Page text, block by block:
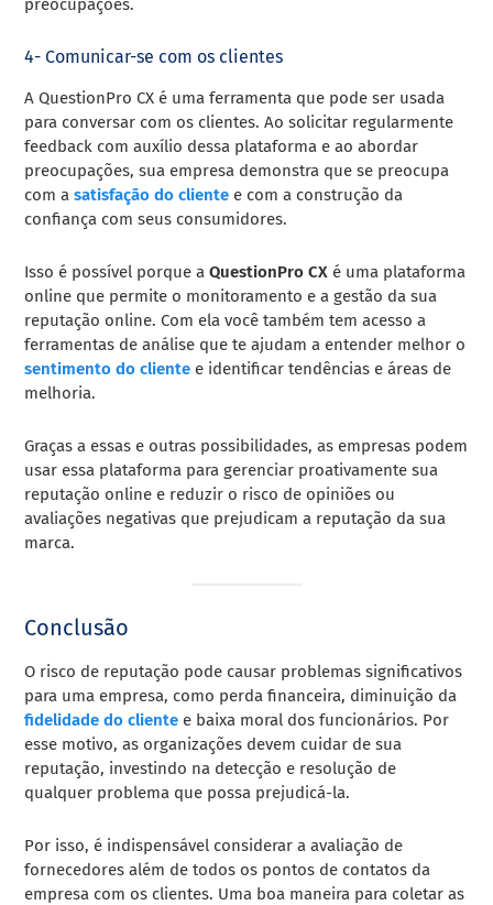
preocupações.
4- Comunicar-se com os clientes
A QuestionPro CX é uma ferramenta que pode ser usada
para conversar com os clientes. Ao solicitar regularmente
feedback com auxílio dessa plataforma e ao abordar
preocupações, sua empresa demonstra que se preocupa
com a satisfação do cliente e com a construção da
confiança com seus consumidores.
Isso é possível porque aQuestionPro CX é uma plataforma
online que permite o monitoramento e a gestão da sua
reputação online. Com ela você também tem acesso a
ferramentas de análise que te ajudam a entender melhor o
sentimento do cliente e identificar tendências e áreas de
melhoria.
Graças a essas e outras possibilidades, as empresas podem
usar essa plataforma para gerenciar proativamente sua
reputação online e reduzir o risco de opiniões ou
avaliações negativas que prejudicam a reputação da sua
marca.
Conclusão
O risco de reputação pode causar problemas significativos
para uma empresa, como perda financeira, diminuição da
fidelidade do cliente e baixa moral dos funcionários. Por
esse motivo, as organizações devem cuidar de sua
reputação, investindo na detecção e resolução de
qualquer problema que possa prejudicá-la.
Por isso, é indispensável considerar a avaliação de
fornecedores além de todos os pontos de contatos da
empresa com os clientes. Uma boa maneira para coletar as